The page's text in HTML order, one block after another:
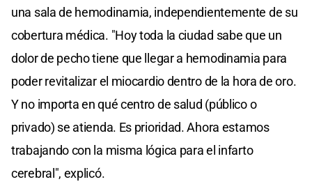
una sala de hemodinamia, independientemente de su
cobertura médica. "Hoy toda la ciudad sabe que un
dolor de pecho tiene que llegar a hemodinamia para
poder revitalizar el miocardio dentro de la hora de oro.
Y no importa en qué centro de salud (público o
privado) se atienda. Es prioridad. Ahora estamos
trabajando con la misma lógica para el infarto
cerebral", explicó.